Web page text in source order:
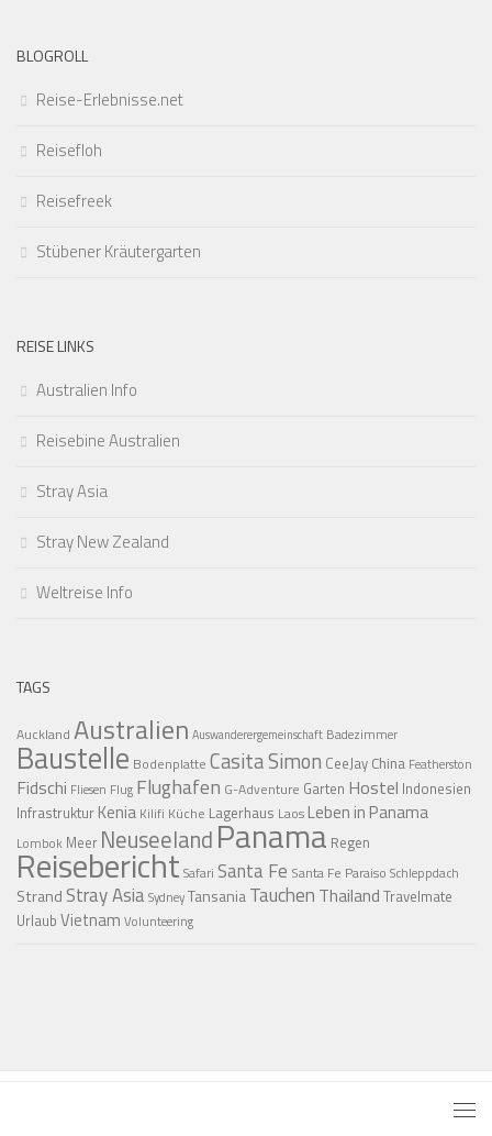
BLOGROLL
Reise-Erlebnisse.net
Reisefloh
Reisefreek
Stübener Kräutergarten
REISE LINKS
Australien Info
Reisebine Australien
Stray Asia
Stray New Zealand
Weltreise Info
TAGS
Auckland Australien Auswanderergemeinschaft Badezimmer
Baustelle Bodenplatte Casita Simon CeeJay China Featherston
Fidschi Fliesen Flug Flughafen G-Adventure Garten Hostel Indonesien
Infrastruktur Kenia Kilifi Küche Lagerhaus Laos Leben in Panama
Lombok Meer NeuseelandPanama Regen
Reisebericht Safari Santa Fe Santa Fe Paraiso Schleppdach
Strand Stray AsiaSydneyTansaniaTauchen Thailand Travelmate
Urlaub Vietnam Volunteering